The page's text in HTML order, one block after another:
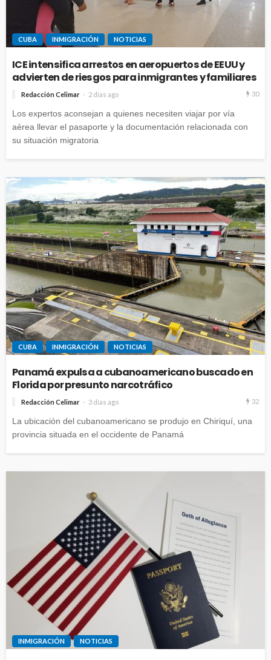
CUBA INMIGRACIÓN NOTICIAS
ICE intensifica arrestos en aeropuertos de EEUU y
advierten de riesgos para inmigrantes y familiares
Redacción Celimar 2 días ago 30
Los expertos aconsejan a quienes necesiten viajar por vía
aérea llevar el pasaporte y la documentación relacionada con
su situación migratoria
CUBA INMIGRACIÓN NOTICIAS
Panamá expulsa a cubanoamericano buscado en
Florida por presunto narcotráfico
Redacción Celimar 3 días ago 32
La ubicación del cubanoamericano se produjo en Chiriquí, una
provincia situada en el occidente de Panamá
INMIGRACIÓN NOTICIAS